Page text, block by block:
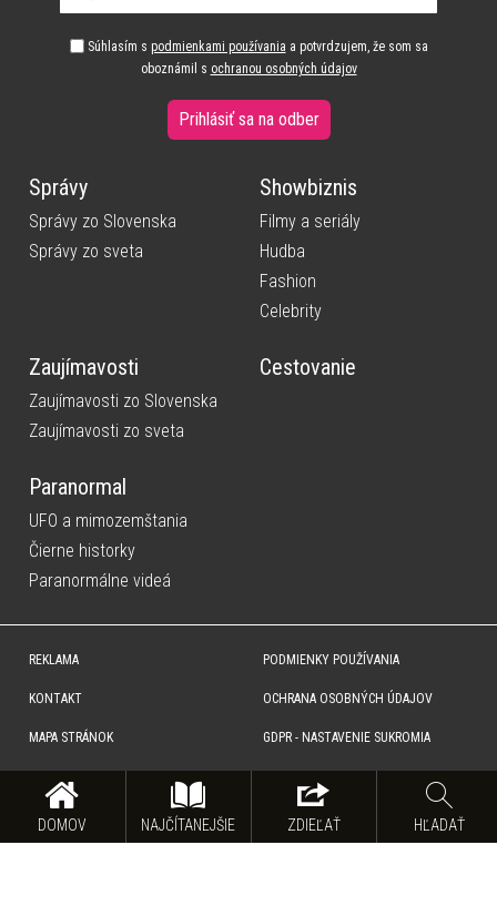
DOMOV NAJČÍTANEJŠIE ZDIEĽAŤ HĽADAŤ
Súhlasím s podmienkami používania a potvrdzujem, že som sa
oboznámil s ochranou osobných údajov
Prihlásiť sa na odber
Správy
Správy zo Slovenska
Správy zo sveta
Showbiznis
Filmy a seriály
Hudba
Fashion
Celebrity
Zaujímavosti
Zaujímavosti zo Slovenska
Zaujímavosti zo sveta
Cestovanie
Paranormal
UFO a mimozemštania
Čierne historky
Paranormálne videá
REKLAMA
KONTAKT
MAPA STRÁNOK
PODMIENKY POUŽÍVANIA
OCHRANA OSOBNÝCH ÚDAJOV
GDPR - NASTAVENIE SUKROMIA
súhlas na rozmnožovanie, šírenie a na verejný prenos obsahu. Na tejto stránke môžu byť umiestnené reklamné
odkazy, alebo reklamné produkty.